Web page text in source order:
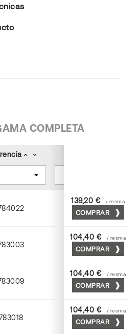
COMPLETA
keyboard_arrow_up keyboard_arrow_down
Turquesa
139,20 € / resma
COMPRAR
Amarillo
104,40 € / resma
COMPRAR
Azul
104,40 € / resma
COMPRAR
Verde
104,40 € / resma
COMPRAR